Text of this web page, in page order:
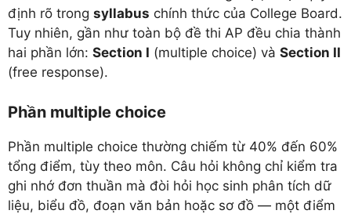
định rõ trong syllabus chính thức của College Board.
Tuy nhiên, gần như toàn bộ đề thi AP đều chia thành
hai phần lớn: Section I (multiple choice) và Section II
(free response).
Phần multiple choice
Phần multiple choice thường chiếm từ 40% đến 60%
tổng điểm, tùy theo môn. Câu hỏi không chỉ kiểm tra
ghi nhớ đơn thuần mà đòi hỏi học sinh phân tích dữ
liệu, biểu đồ, đoạn văn bản hoặc sơ đồ — một điểm